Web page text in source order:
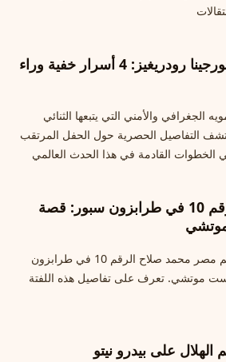
كريستيانو رونالدو وجورجينا رودريغيز: 4 أسرار خفية وراء
الجغرافي والأمني التي يتبعها الثنائي
التفاصيل الحصرية حول الحفل المرتقب
الخطوات القادمة في هذا الحدث العالمي
محمد صلاح يختار الرقم 10 في طرابزون سبور: قصة
في خطوة فريدة، يختار نجم مصر محمد صلاح الرقم 10 في طرابزون
موتشي. تعرف على تفاصيل هذه اللفتة
على بيدرو نيتو